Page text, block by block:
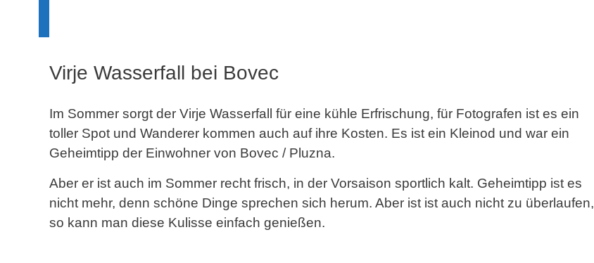
Virje Wasserfall bei Bovec
Im Sommer sorgt der Virje Wasserfall für eine kühle Erfrischung, für Fotografen ist es ein
toller Spot und Wanderer kommen auch auf ihre Kosten. Es ist ein Kleinod und war ein
Geheimtipp der Einwohner von Bovec / Pluzna.
Aber er ist auch im Sommer recht frisch, in der Vorsaison sportlich kalt. Geheimtipp ist es
nicht mehr, denn schöne Dinge sprechen sich herum. Aber ist ist auch nicht zu überlaufen,
so kann man diese Kulisse einfach genießen.